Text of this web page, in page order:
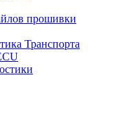
прошивки
Транспорта